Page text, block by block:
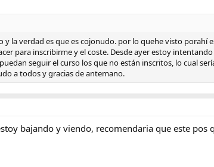
la verdad es que es cojonudo. por lo quehe visto porahí
para inscribirme y el coste. Desde ayer estoy
seguir el curso los que no están inscritos, lo cual
a todos y gracias de antemano.
bajando y viendo, recomendaria que este pos